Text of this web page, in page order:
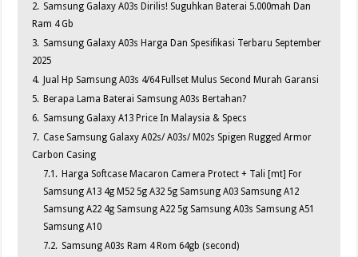
2. Samsung Galaxy A03s Dirilis! Suguhkan Baterai 5.000mah Dan
Ram 4 Gb
3. Samsung Galaxy A03s Harga Dan Spesifikasi Terbaru September
2025
4. Jual Hp Samsung A03s 4/64 Fullset Mulus Second Murah Garansi
5. Berapa Lama Baterai Samsung A03s Bertahan?
6. Samsung Galaxy A13 Price In Malaysia & Specs
7. Case Samsung Galaxy A02s/ A03s/ M02s Spigen Rugged Armor
Carbon Casing
7.1. Harga Softcase Macaron Camera Protect + Tali [mt] For
Samsung A13 4g M52 5g A32 5g Samsung A03 Samsung A12
Samsung A22 4g Samsung A22 5g Samsung A03s Samsung A51
Samsung A10
7.2. Samsung A03s Ram 4 Rom 64gb (second)